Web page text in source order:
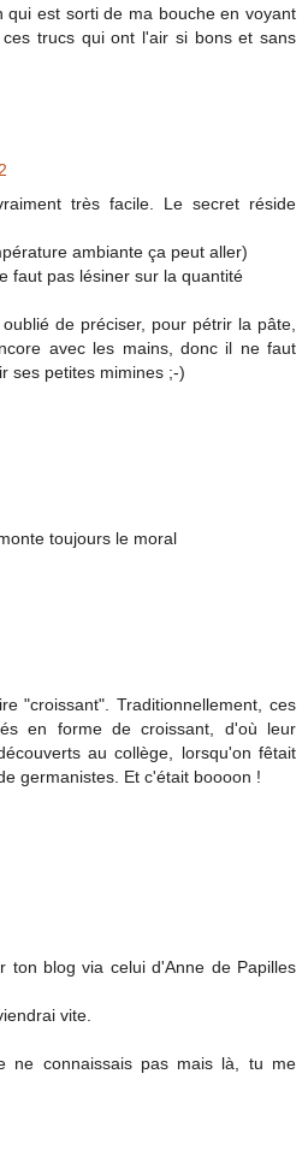
qui est sorti de ma bouche en voyant
trucs qui ont l'air si bons et sans
très facile. Le secret réside
ambiante ça peut aller)
faut pas lésiner sur la quantité
de préciser, pour pétrir la pâte,
avec les mains, donc il ne faut
ses petites mimines ;-)
toujours le moral
"croissant". Traditionnellement, ces
en forme de croissant, d'où leur
au collège, lorsqu'on fêtait
germanistes. Et c'était boooon !
ton blog via celui d'Anne de Papilles
vite.
ne connaissais pas mais là, tu me